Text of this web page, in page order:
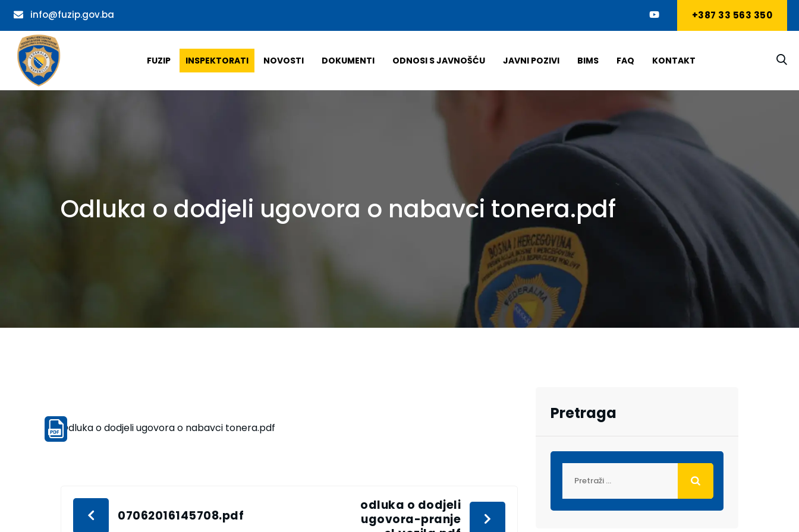
info@fuzip.gov.ba +387 33 563 350
FUZIP INSPEKTORATI NOVOSTI DOKUMENTI ODNOSI S JAVNOŠĆU JAVNI POZIVI BIMS FAQ KONTAKT
Odluka o dodjeli ugovora o nabavci tonera.pdf
Odluka o dodjeli ugovora o nabavci tonera.pdf
07062016145708.pdf
odluka o dodjeli
ugovora-pranje
Pretraga